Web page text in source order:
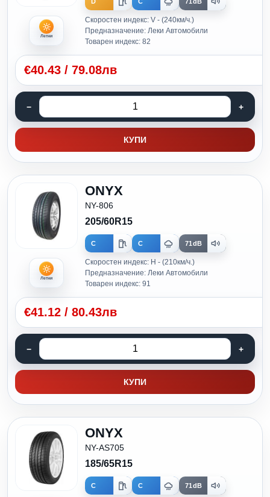
Летни
Скоростен индекс: V - (240км/ч.)
Предназначение: Леки Автомобили
Товарен индекс: 82
€40.43 / 79.08лв
КУПИ
Летни
ONYX
NY-806
205/60R15
C C 71dB
Скоростен индекс: H - (210км/ч.)
Предназначение: Леки Автомобили
Товарен индекс: 91
€41.12 / 80.43лв
КУПИ
ONYX
NY-AS705
185/65R15
C C 71dB